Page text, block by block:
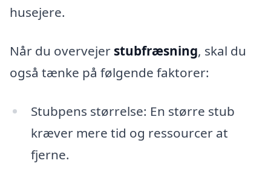
husejere.
Når du overvejer stubfræsning, skal du
også tænke på følgende faktorer:
Stubpens størrelse: En større stub
kræver mere tid og ressourcer at
fjerne.